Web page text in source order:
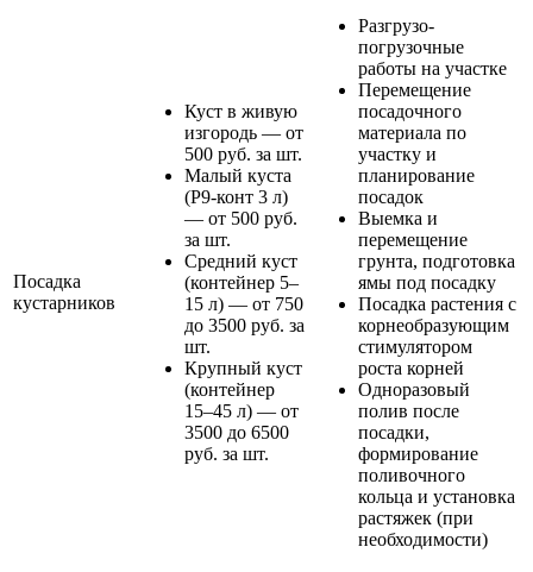
Посадка
кустарников
Куст в живую
изгородь — от
500 руб. за шт.
Малый куста
(Р9-конт 3 л)
— от 500 руб.
за шт.
Средний куст
(контейнер 5–
15 л) — от 750
до 3500 руб. за
шт.
Крупный куст
(контейнер
15–45 л) — от
3500 до 6500
руб. за шт.
Разгрузо-
погрузочные
работы на участке
Перемещение
посадочного
материала по
участку и
планирование
посадок
Выемка и
перемещение
грунта, подготовка
ямы под посадку
Посадка растения с
корнеобразующим
стимулятором
роста корней
Одноразовый
полив после
посадки,
формирование
поливочного
кольца и установка
растяжек (при
необходимости)